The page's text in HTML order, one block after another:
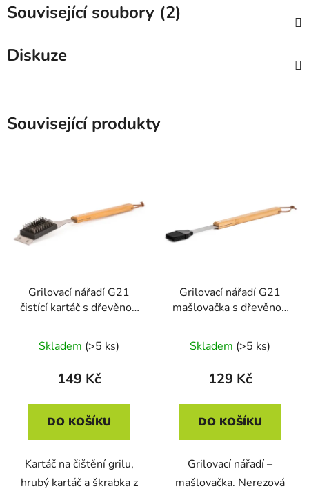
Související soubory (2)
Diskuze
Související produkty
Grilovací nářadí G21
čistící kartáč s dřevěnou
Skladem (>5 ks)
149 Kč
DO KOŠÍKU
Kartáč na čištění grilu,
hrubý kartáč a škrabka z
Grilovací nářadí G21
mašlovačka s dřevěnou
Skladem (>5 ks)
129 Kč
DO KOŠÍKU
Grilovací nářadí –
mašlovačka. Nerezová